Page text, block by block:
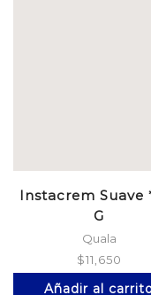
Instacrem Suave
G
Quala
$11,650
Añadir al